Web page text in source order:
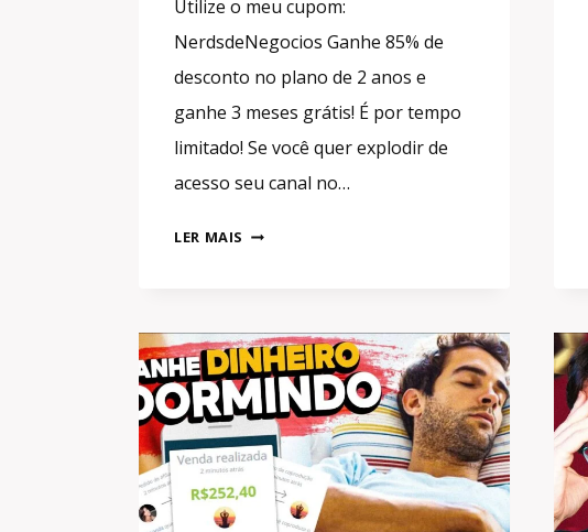
Utilize o meu cupom:
NerdsdeNegocios Ganhe 85% de
desconto no plano de 2 anos e
ganhe 3 meses grátis! É por tempo
limitado! Se você quer explodir de
acesso seu canal no…
LER MAIS COPA
EXPLODIR
DE
ACESSOS
NO
YOUTUBE,
INSTAGRAM